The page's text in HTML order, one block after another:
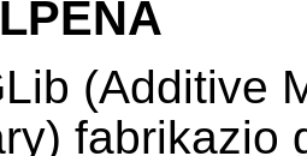
(Additive
fabrikazio